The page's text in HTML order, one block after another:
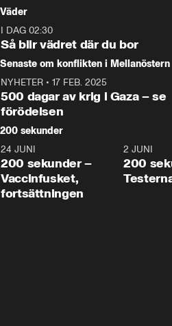
tonårsutvisningarna och hur
Moderaterna ska locka
väljare till valet i höst.
Väder
I DAG 02:30
Så blir vädret där du bor
Senaste om konflikten i Mellanöstern
NYHETER • 17 FEB. 2025
500 dagar av krig i Gaza – se
förödelsen
200 sekunder
5:00
24 JUNI
200 sekunder –
Vaccinfusket,
fortsättningen
2 JUNI
200